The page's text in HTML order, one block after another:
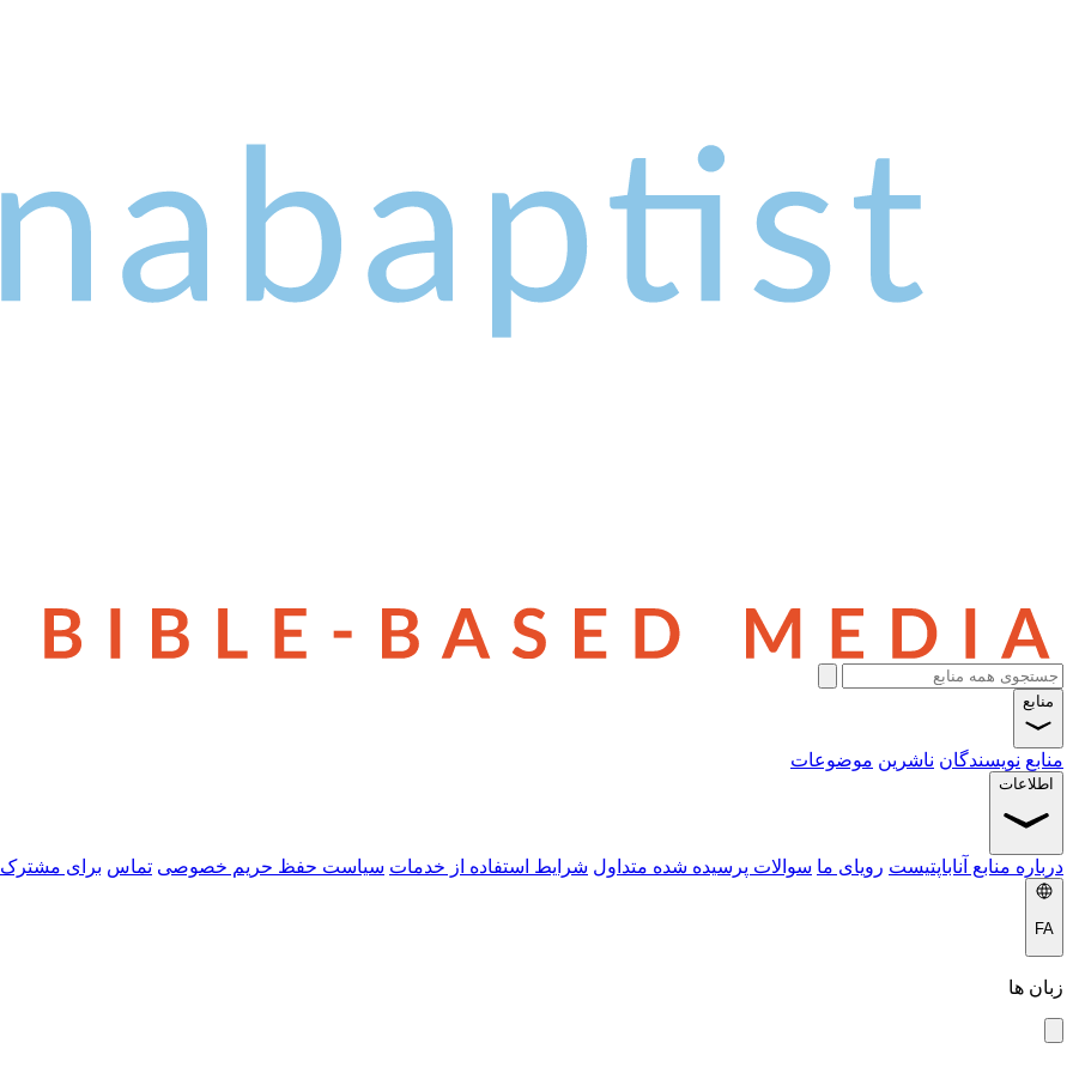
منابع
منابع نویسندگان ناشرین موضوعات
اطلاعات
درباره منابع آناباپتیست رویای ما سوالات پرسیده شده متداول شرایط استفاده از خدمات سیاست حفظ حریم خصوصی تماس برای
FA
زبان ها